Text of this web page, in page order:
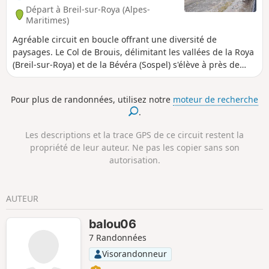
Départ à Breil-sur-Roya (Alpes-
Maritimes)
Agréable circuit en boucle offrant une diversité de
paysages. Le Col de Brouis, délimitant les vallées de la Roya
(Breil-sur-Roya) et de la Bévéra (Sospel) s'élève à près de
900 m. Au Nord, il côtoie des sommets de plus de 1800 m.
parcours continue en passant par un charmant hameau
perché : Piène Haute, italien avant 1947 et depuis est
balcon dominant la vallée de la Roya.
Pour plus de randonnées, utilisez notre moteur de recherche
.
Les descriptions et la trace GPS de ce circuit restent la
propriété de leur auteur. Ne pas les copier sans son
autorisation.
AUTEUR
balou06
7 Randonnées
Visorandonneur